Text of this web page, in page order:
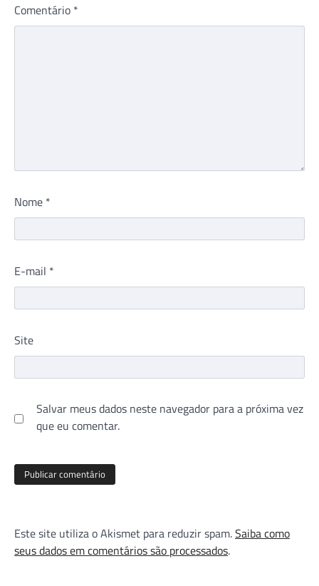
Comentário *
Nome *
E-mail *
Site
Salvar meus dados neste navegador para a próxima vez
que eu comentar.
Este site utiliza o Akismet para reduzir spam.Saiba como
seus dados em comentários são processados.